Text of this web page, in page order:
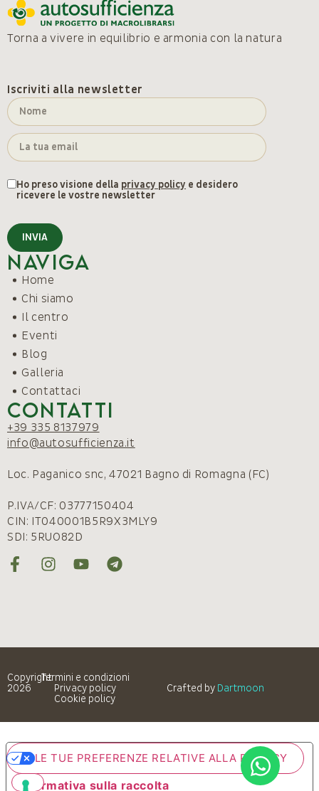
Torna a vivere in equilibrio e armonia con la natura
Iscriviti alla newsletter
Ho preso visione della privacy policy e desidero
ricevere le vostre newsletter
INVIA
Naviga
Home
Chi siamo
Il centro
Eventi
Blog
Galleria
Contattaci
Contatti
+39 335 8137979
info@autosufficienza.it
Loc. Paganico snc, 47021 Bagno di Romagna (FC)
P.IVA/CF: 03777150404
CIN: IT040001B5R9X3MLY9
SDI: 5RUO82D
Copyright
2026
Termini e condizioni
Privacy policy
Cookie policy
Crafted by Dartmoon
Informativa sulla raccolta
LE TUE PREFERENZE RELATIVE ALLA PRIVACY